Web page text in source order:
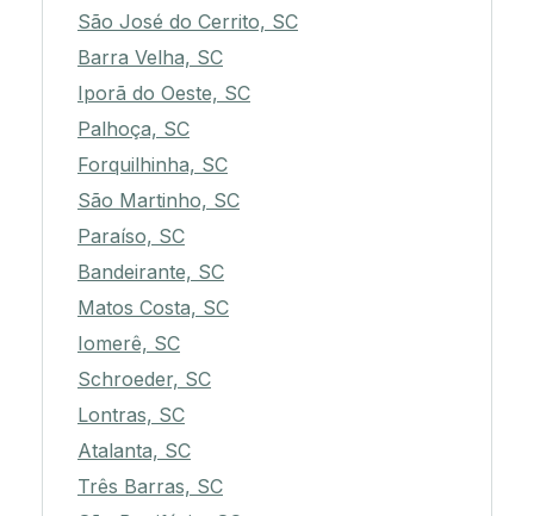
São José do Cerrito, SC
Barra Velha, SC
Iporã do Oeste, SC
Palhoça, SC
Forquilhinha, SC
São Martinho, SC
Paraíso, SC
Bandeirante, SC
Matos Costa, SC
Iomerê, SC
Schroeder, SC
Lontras, SC
Atalanta, SC
Três Barras, SC